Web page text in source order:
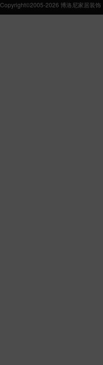
Copyright©2005-2026 博洛尼家居装